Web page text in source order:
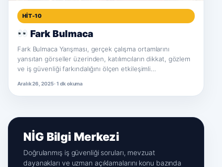
HIT-10
Fark Bulmaca
Fark Bulmaca Yarışması, gerçek çalışma ortamlarını
yansıtan görseller üzerinden, katılımcıların dikkat, gözlem
ve iş güvenliği farkındalığını ölçen etkileşimli…
Aralık 26, 2025 · 1 dk okuma
NİG Bilgi Merkezi
Doğrulanmış iş güvenliği soruları, mevzuat
dayanakları ve uzman açıklamalarını konu bazında